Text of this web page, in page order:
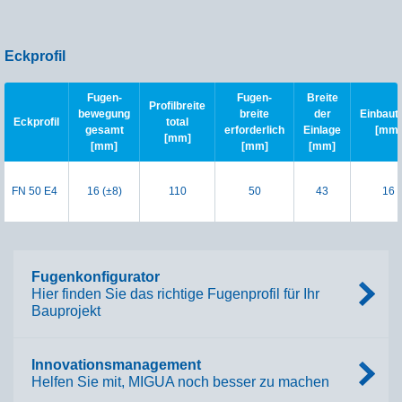
Eckprofil
Eckprofil
Fugen-
bewegung
gesamt
[mm]
Profilbreite
total
[mm]
Fugen-
breite
erforderlich
[mm]
Breite
der
Einlage
[mm]
[mm]
FN 50 E4 16 (±8) 110 50 43 16
Fugenkonfigurator
Hier finden Sie das richtige Fugenprofil für Ihr
Bauprojekt
Innovationsmanagement
Helfen Sie mit, MIGUA noch besser zu machen